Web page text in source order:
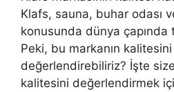
Klafs, sauna, buhar odası
konusunda dünya çapında
Peki, bu markanın kalitesini
değerlendirebiliriz? İşte
kalitesini değerlendirmek